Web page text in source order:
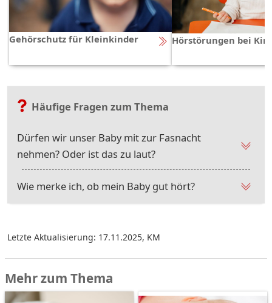
Gehörschutz für Kleinkinder Hörstörungen bei
Häufige Fragen zum Thema
Dürfen wir unser Baby mit zur Fasnacht
nehmen? Oder ist das zu laut?
Wie merke ich, ob mein Baby gut hört?
Letzte Aktualisierung: 17.11.2025, KM
Mehr zum Thema